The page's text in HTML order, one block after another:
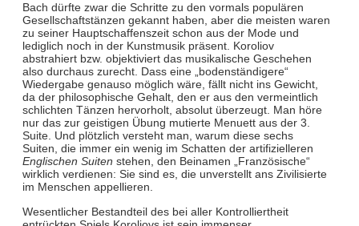
Bach dürfte zwar die Schritte zu den vormals populären
Gesellschaftstänzen gekannt haben, aber die meisten waren
zu seiner Hauptschaffenszeit schon aus der Mode und
lediglich noch in der Kunstmusik präsent. Koroliov
abstrahiert bzw. objektiviert das musikalische Geschehen
also durchaus zurecht. Dass eine „bodenständigere“
Wiedergabe genauso möglich wäre, fällt nicht ins Gewicht,
da der philosophische Gehalt, den er aus den vermeintlich
schlichten Tänzen hervorholt, absolut überzeugt. Man höre
nur das zur geistigen Übung mutierte Menuett aus der 3.
Suite. Und plötzlich versteht man, warum diese sechs
Suiten, die immer ein wenig im Schatten der artifizielleren
Englischen Suiten stehen, den Beinamen „Französische“
wirklich verdienen: Sie sind es, die unverstellt ans Zivilisierte
im Menschen appellieren.
Wesentlicher Bestandteil des bei aller Kontrolliertheit